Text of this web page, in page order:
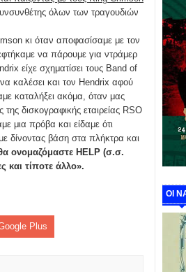
όλων των τραγουδιών
κι όταν αποφασίσαμε με τον
να πάρουμε για ντράμερ
είχε σχηματίσει τους Band of
καλέσει και τον Hendrix αφού
καταλήξει ακόμα, όταν μας
δισκογραφικής εταιρείας RSO
μια πρόβα και είδαμε ότι
δίνοντας βάση στα πλήκτρα και
ονομαζόμαστε HELP (σ.σ.
και τίποτε άλλο».
Plus
ΟΙ